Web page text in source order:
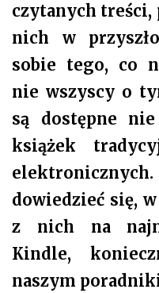
czytanych treści,
nich w
sobie tego, co
nie wszyscy o
są dostępne
książek
dowiedzieć się,
z nich na
Kindle,
naszym